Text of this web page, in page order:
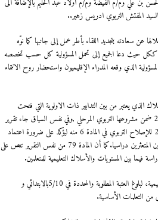
المفتش التربوي ادريس زهير..
عن سعادته بتجديد اللقاء بأطر عمل إلى جانبها كما نوّه
ككل حيث دعا الجميع إلى تحمل المسؤولية كل حسب تخصصه
نفسه ميثاق المسؤولية الذي وقعه المدراء الإقليميون واستحضار روح الانتماء
الذي يعتبر من بين التدابير ذات الاولوية التي فتحت
الوزارة الأوراش الكفيلة بتفعيلها وتنفيذها خلال الفترة الممتدة من 2015 إلى 2018 ضمن مشروعها التربوي المرحلي ,وفي نفس السياق جاء تقرير
المجلس الأعلى للتربية والتكوين والبحث العلمي حول الرؤية الاستراتيجية 2015 ـ 2030 للإصلاح التربوي في المادة 6 منه ليؤكد على ضرورة اعتماد
آليات كفيلة بضمان التتبع الفردي للتلميذ، واعتبار الدعم التربوي المكثف حقا للمتعلمين المتعثرين دراسيا.كما أن المادة 79 من نفس التقرير تنص على
فيما بين المستويات والأسلاك التعليمية للمتعلمين.
ويهدف هذا التدبير إلى الرفع التدريجي لعتبات الانتقال بين المستويات والأسلاك التعليمية، لبلوغ العتبة المطلوبة والمحددة في 5/10بالابتدائي و